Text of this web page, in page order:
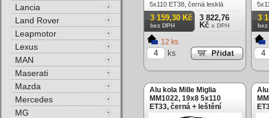
5x110 ET38, černá lesklá
3 159,30 Kč
bez DPH
3 822,76
Kč s DPH
12 ks
ks
3
bez
Alu kola Mille Miglia
MM1022, 19x8 5x110
ET33, černá + leštění
Lancia
Land Rover
Leapmotor
Lexus
MAN
Maserati
Mazda
Mercedes
MG